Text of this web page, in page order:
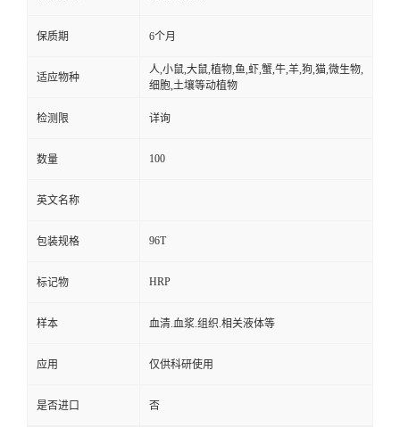
保质期 6个月
适应物种
人,小鼠,大鼠,植物,鱼,虾,蟹,牛,羊,狗,猫,微生物,
细胞,土壤等动植物
检测限 详询
数量 100
英文名称
包装规格 96T
标记物 HRP
样本 血清.血浆.组织.相关液体等
应用 仅供科研使用
是否进口 否